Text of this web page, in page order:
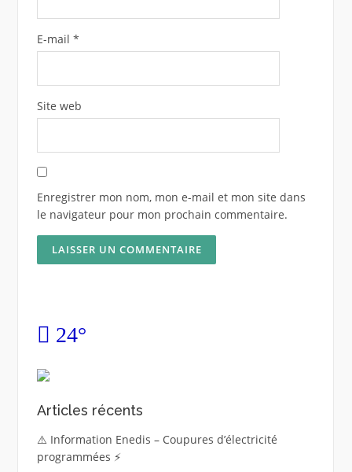
E-mail *
Site web
Enregistrer mon nom, mon e-mail et mon site dans
le navigateur pour mon prochain commentaire.
24°
Articles récents
⚠️ Information Enedis – Coupures d’électricité
programmées ⚡